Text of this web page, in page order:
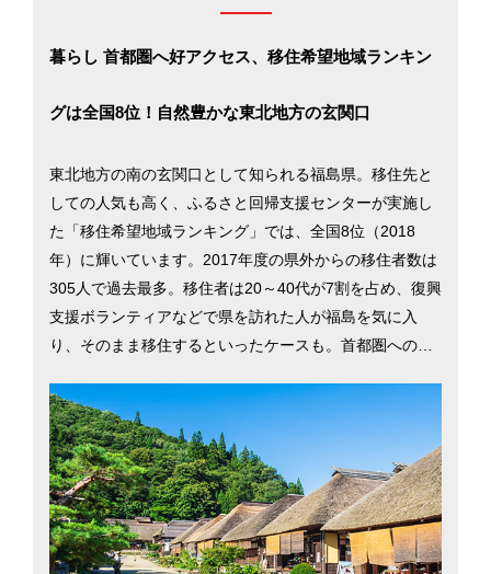
暮らし 首都圏へ好アクセス、移住希望地域ランキン
グは全国8位！自然豊かな東北地方の玄関口
東北地方の南の玄関口として知られる福島県。移住先と
しての人気も高く、ふるさと回帰支援センターが実施し
た「移住希望地域ランキング」では、全国8位（2018
年）に輝いています。2017年度の県外からの移住者数は
305人で過去最多。移住者は20～40代が7割を占め、復興
支援ボランティアなどで県を訪れた人が福島を気に入
り、そのまま移住するといったケースも。首都圏へのア
分、さらに高速道路の整備も進んでいて車では約3時間の
距離です。